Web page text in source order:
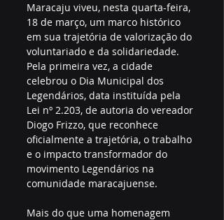
Maracaju viveu, nesta quarta-feira,
18 de março, um marco histórico
em sua trajetória de valorização do
voluntariado e da solidariedade.
Pela primeira vez, a cidade
celebrou o Dia Municipal dos
Legendários, data instituída pela
Lei nº 2.203, de autoria do vereador
Diogo Frizzo, que reconhece
oficialmente a trajetória, o trabalho
e o impacto transformador do
movimento Legendários na
comunidade maracajuense.
Mais do que uma homenagem